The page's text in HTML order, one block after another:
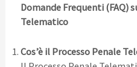
Domande Frequenti (FAQ)
Telematico
Cos’è il Processo Penale